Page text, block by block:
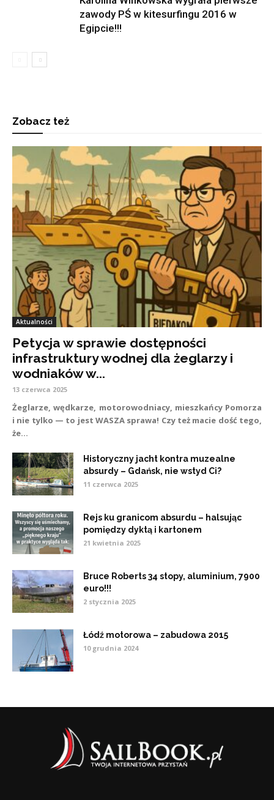
zawody PŚ w kitesurfingu 2016 w
Egipcie!!!
Zobacz też
Aktualności
Petycja w sprawie dostępności
infrastruktury wodnej dla żeglarzy i
wodniaków w...
13 czerwca 2025
Żeglarze, wędkarze, motorowodniacy, mieszkańcy Pomorza
i nie tylko — to jest WASZA sprawa! Czy też macie dość tego,
że...
Historyczny jacht kontra muzealne
absurdy – Gdańsk, nie wstyd Ci?
11 czerwca 2025
Rejs ku granicom absurdu – halsując
pomiędzy dyktą i kartonem
21 kwietnia 2025
Bruce Roberts 34 stopy, aluminium, 7900
euro!!!
2 stycznia 2025
Łódź motorowa – zabudowa 2015
10 grudnia 2024